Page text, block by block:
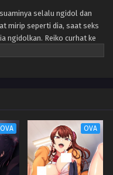
selalu ngidol dan
mirip seperti dia, saat seks
ngidolkan. Reiko curhat ke
untuk menjadi
OVA OVA